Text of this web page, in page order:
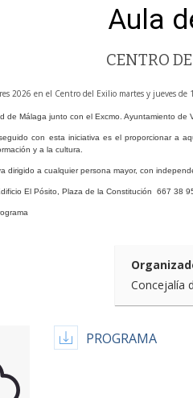
Aula
CENTRO
2026 en el Centro del Exilio martes y jueves de
de Málaga junto con el Excmo. Ayuntamiento de
con esta iniciativa es el proporcionar a
y a la cultura.
dirigido a cualquier persona mayor, con
El Pósito, Plaza de la Constitución 667 38
Concejalía
PROGRAMA